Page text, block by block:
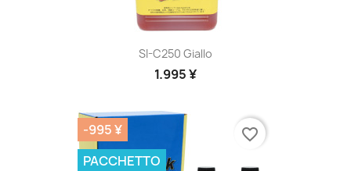
SI-C250 Giallo
1.995 ¥
-995 ¥
PACCHETTO
favorite_border